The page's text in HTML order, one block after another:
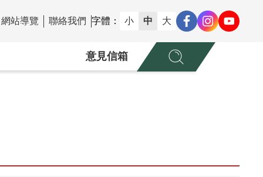
網站導覽 聯絡我們 字體： 小 中 大
意見信箱